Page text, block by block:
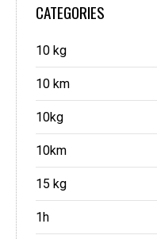
CATEGORIES
10 kg
10 km
10kg
10km
15 kg
1h